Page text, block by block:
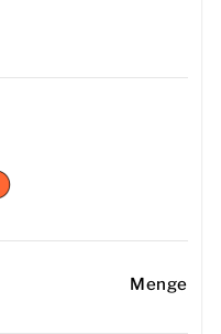
Menge